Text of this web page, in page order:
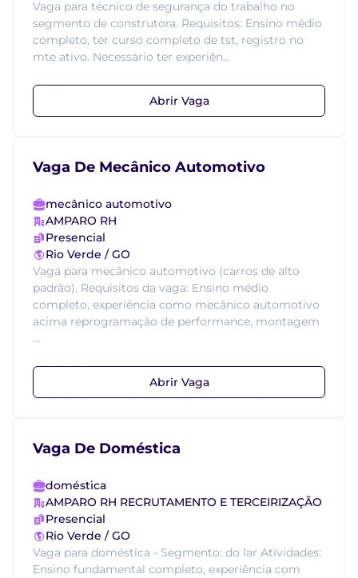
Vaga para técnico de segurança do trabalho no
segmento de construtora. Requisitos: Ensino médio
completo, ter curso completo de tst, registro no
mte ativo. Necessário ter experiên...
Abrir Vaga
Vaga De Mecânico Automotivo
mecânico automotivo
AMPARO RH
Presencial
Rio Verde / GO
Vaga para mecânico automotivo (carros de alto
padrão). Requisitos da vaga: Ensino médio
completo, experiência como mecânico automotivo
acima reprogramação de performance, montagem
...
Abrir Vaga
Vaga De Doméstica
doméstica
AMPARO RH RECRUTAMENTO E TERCEIRIZAÇÃO
Presencial
Rio Verde / GO
Vaga para doméstica - Segmento: do lar Atividades:
Ensino fundamental completo, experiência com